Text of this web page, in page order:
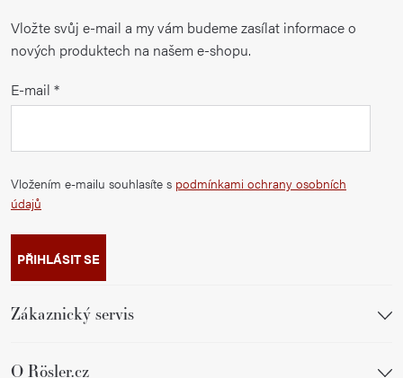
Vložte svůj e-mail a my vám budeme zasílat informace o
nových produktech na našem e-shopu.
E-mail
Vložením e-mailu souhlasíte s podmínkami ochrany osobních
údajů
PŘIHLÁSIT SE
Zákaznický servis
O Rösler.cz